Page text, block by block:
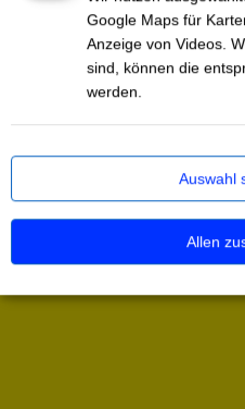
Wir vernetzen rund 50
Umgang mit
Antisemitismus und
Google Maps für
Anzeige von Videos.
sind, können die
werden.
Allen
Auswahl